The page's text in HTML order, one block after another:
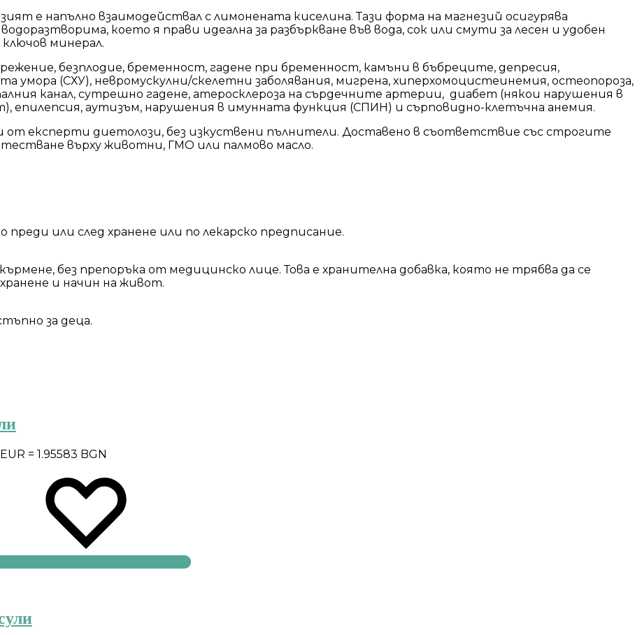
е напълно взаимодействал с лимонената киселина. Тази форма на магнезий осигурява
което я прави идеална за разбъркване във вода, сок или смути за лесен и удобен
минерал.
безплодие, бременност, гадене при бременност, камъни в бъбреците, депресия,
умора (СХУ), невромускулни/скелетни заболявания, мигрена, хиперхомоцистеинемия, остеопороза,
канал, сутрешно гадене, атеросклероза на сърдечните артерии, диабет (някои нарушения в
епилепсия, аутизъм, нарушения в имунната функция (СПИН) и сърповидно-клетъчна анемия.
от експерти диетолози, без изкуствени пълнители. Доставено в съответствие със строгите
върху животни, ГМО или палмово масло.
преди или след хранене или по лекарско предписание.
без препоръка от медицинско лице. Това е хранителна добавка, която не трябва да се
и начин на живот.
за деца.
= 1.95583 BGN